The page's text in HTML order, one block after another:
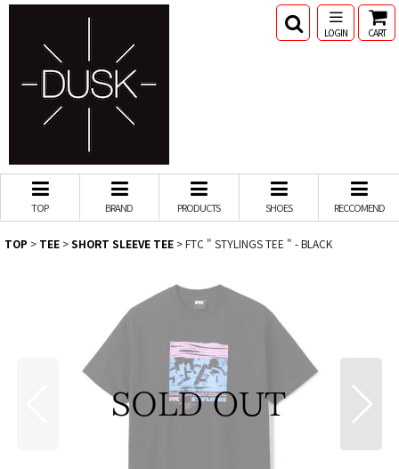
LOGIN CART
TOP BRAND PRODUCTS SHOES RECCOMEND
TOP > TEE >SHORT SLEEVE TEE >FTC " STYLINGS TEE " - BLACK